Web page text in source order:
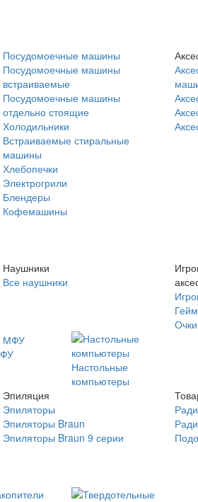
Посудомоечные машины
Посудомоечные машины
встраиваемые
Посудомоечные машины
отдельно стоящие
Холодильники
Встраиваемые стиральные
машины
Хлебопечки
Электрогрили
Блендеры
Кофемашины
Наушники
Все наушники
Настольные
компьютеры
Эпиляция
Эпиляторы
Эпиляторы Braun
Эпиляторы Braun 9 серии